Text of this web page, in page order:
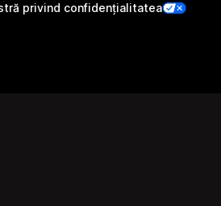
privind confidențialitatea